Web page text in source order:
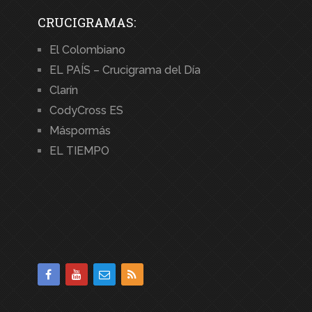
CRUCIGRAMAS:
El Colombiano
EL PAÍS – Crucigrama del Día
Clarín
CodyCross ES
Máspormás
EL TIEMPO